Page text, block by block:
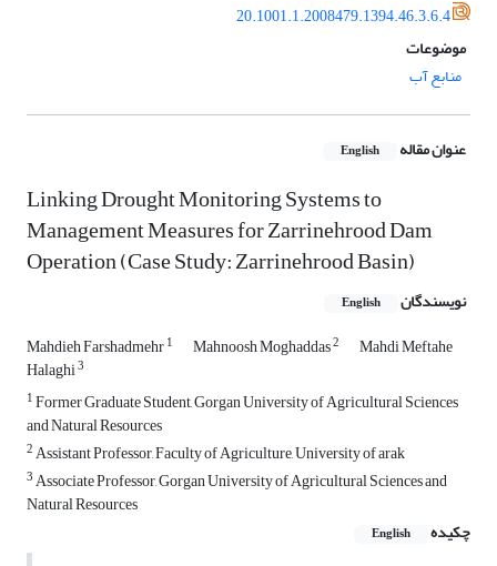
20.1001.1.2008479.1394.46.3.6.4
موضوعات
منابع آب
عنوان مقاله English
Linking Drought Monitoring Systems to
Management Measures for Zarrinehrood Dam
Operation (Case Study: Zarrinehrood Basin)
نویسندگان English
Mahdieh Farshadmehr1 Mahnoosh Moghaddas2 Mahdi Meftahe
Halaghi3
1Former Graduate Student, Gorgan University of Agricultural Sciences
and Natural Resources
2Assistant Professor, Faculty of Agriculture, University of arak
3Associate Professor, Gorgan University of Agricultural Sciences and
Natural Resources
چکیده
English